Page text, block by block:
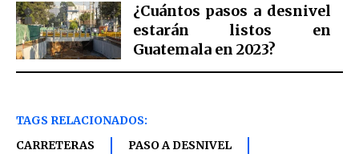
¿Cuántos pasos a desnivel
estarán listos en
Guatemala en 2023?
TAGS RELACIONADOS:
CARRETERAS
PASO A DESNIVEL